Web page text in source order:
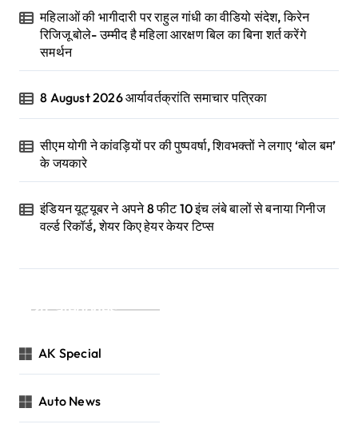
महिलाओं की भागीदारी पर राहुल गांधी का वीडियो संदेश, किरेन
रिजिजू बोले- उम्मीद है महिला आरक्षण बिल का बिना शर्त करेंगे
समर्थन
8 August 2026 आर्यावर्तक्रांति समाचार पत्रिका
सीएम योगी ने कांवड़ियों पर की पुष्पवर्षा, शिवभक्तों ने लगाए ‘बोल बम’
के जयकारे
इंडियन यूट्यूबर ने अपने 8 फीट 10 इंच लंबे बालों से बनाया गिनीज
वर्ल्ड रिकॉर्ड, शेयर किए हेयर केयर टिप्स
Categories
AK Special
Auto News